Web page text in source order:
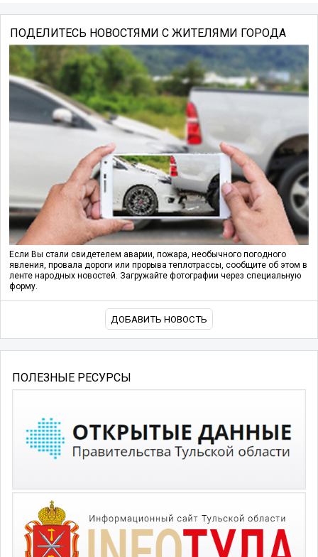
ПОДЕЛИТЕСЬ НОВОСТЯМИ С ЖИТЕЛЯМИ ГОРОДА
Если Вы стали свидетелем аварии, пожара, необычного погодного
явления, провала дороги или прорыва теплотрассы, сообщите об этом в
ленте народных новостей. Загружайте фотографии через специальную
форму.
ДОБАВИТЬ НОВОСТЬ
ПОЛЕЗНЫЕ РЕСУРСЫ